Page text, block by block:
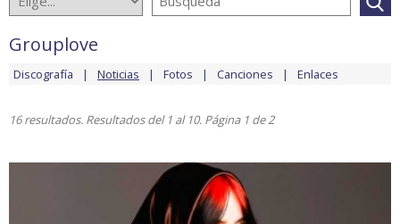
Grouplove
Discografía Noticias Fotos Canciones Enlaces
16 resultados. Resultados del 1 al 10. Página 1 de 2